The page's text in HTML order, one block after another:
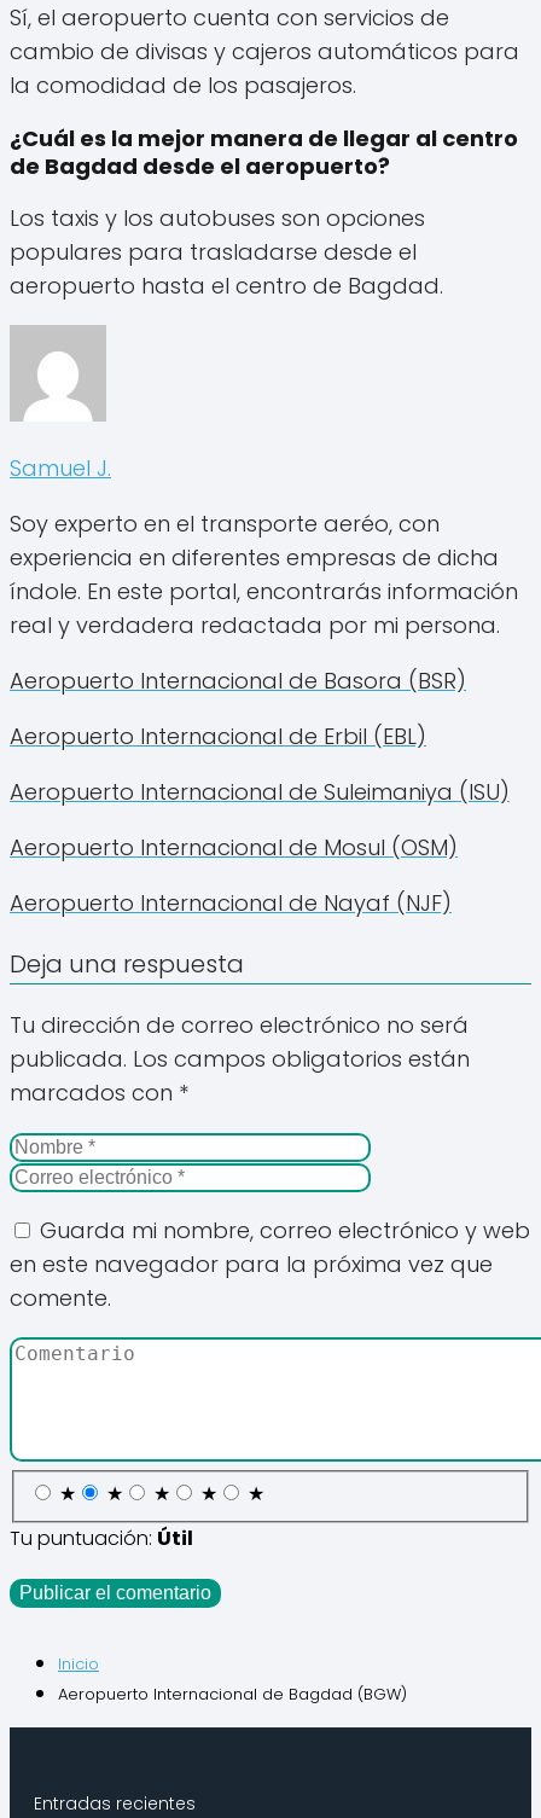
Sí, el aeropuerto cuenta con servicios de
cambio de divisas y cajeros automáticos para
la comodidad de los pasajeros.
¿Cuál es la mejor manera de llegar al centro
de Bagdad desde el aeropuerto?
Los taxis y los autobuses son opciones
populares para trasladarse desde el
aeropuerto hasta el centro de Bagdad.
Samuel J.
Soy experto en el transporte aeréo, con
experiencia en diferentes empresas de dicha
índole. En este portal, encontrarás información
real y verdadera redactada por mi persona.
Aeropuerto Internacional de Basora (BSR)
Aeropuerto Internacional de Erbil (EBL)
Aeropuerto Internacional de Suleimaniya (ISU)
Aeropuerto Internacional de Mosul (OSM)
Aeropuerto Internacional de Nayaf (NJF)
Deja una respuesta
Tu dirección de correo electrónico no será
publicada. Los campos obligatorios están
marcados con *
Guarda mi nombre, correo electrónico y web
en este navegador para la próxima vez que
comente.
★ ★ ★ ★
★
Tu puntuación: Útil
Inicio
Aeropuerto Internacional de Bagdad (BGW)
Entradas recientes